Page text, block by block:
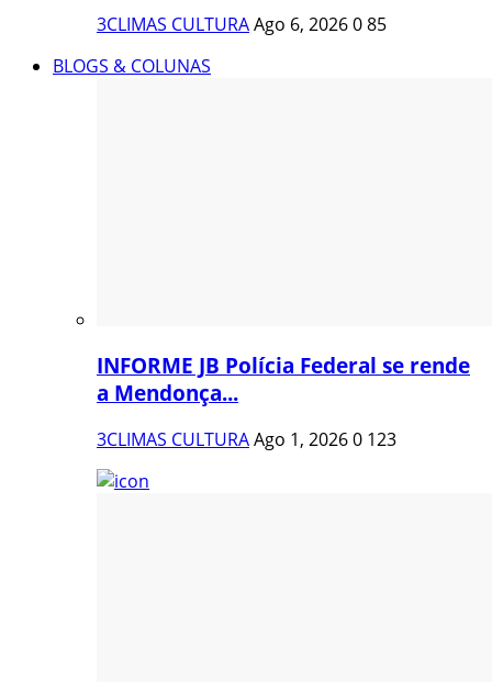
3CLIMAS CULTURAAgo 6, 2026085
BLOGS & COLUNAS
INFORME JB Polícia Federal se rende
a Mendonça...
3CLIMAS CULTURAAgo 1, 20260 123